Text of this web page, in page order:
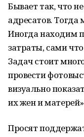
Бывает так, что
адресатов.
Иногда находим
затраты, сами
Задач стоит
провести
визуально
их жен и
Просят